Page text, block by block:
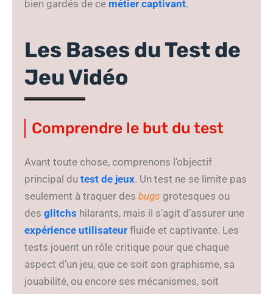
bien gardés de ce métier captivant.
Les Bases du Test de
Jeu Vidéo
Comprendre le but du test
Avant toute chose, comprenons l’objectif
principal du test de jeux. Un test ne se limite pas
seulement à traquer des bugs grotesques ou
des glitchs hilarants, mais il s’agit d’assurer une
expérience utilisateur fluide et captivante. Les
tests jouent un rôle critique pour que chaque
aspect d’un jeu, que ce soit son graphisme, sa
jouabilité, ou encore ses mécanismes, soit